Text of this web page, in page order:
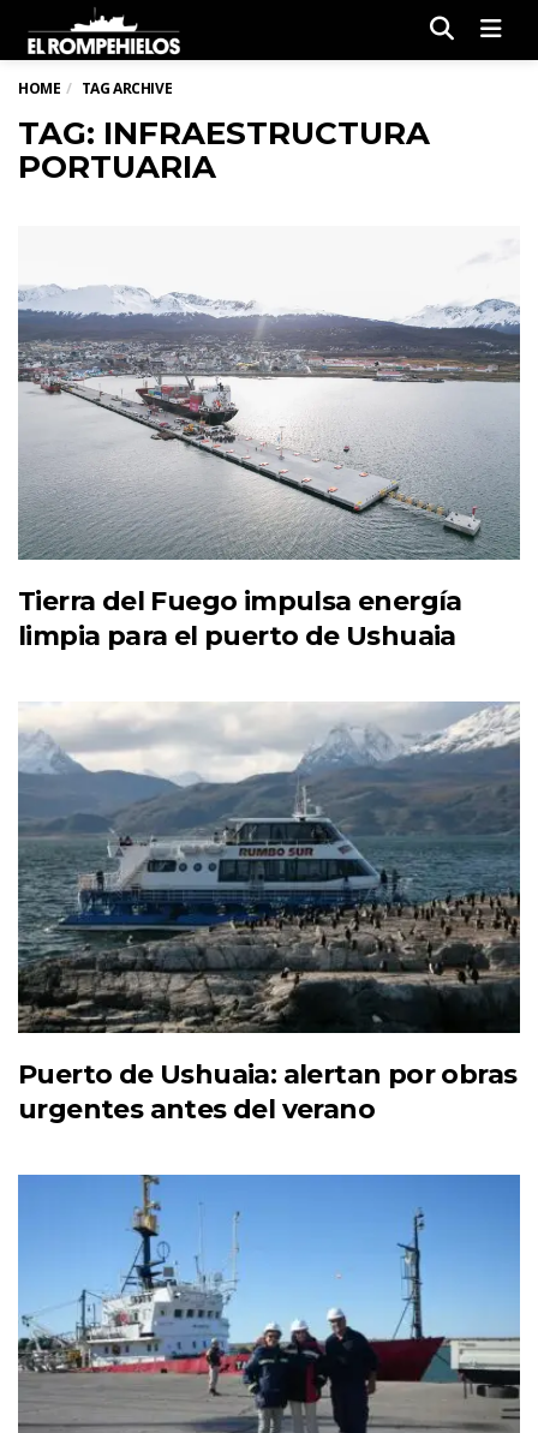
HOME TAG ARCHIVE
TAG: INFRAESTRUCTURA
PORTUARIA
Tierra del Fuego impulsa energía
limpia para el puerto de Ushuaia
Puerto de Ushuaia: alertan por obras
urgentes antes del verano